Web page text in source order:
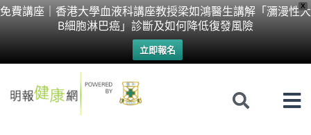
X
免費講座｜香港大學血液科講座教授梁如鴻醫生講解「瀰漫性大
B細胞淋巴癌」診斷及如何降低復發風險
立即報名
Skip